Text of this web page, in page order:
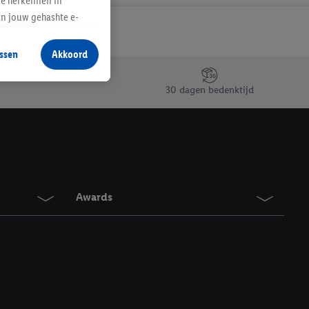
30 dagen bedenktijd
Awards
jouw gehashte e-
producten waarin je
te plaatsen
verschillende
kunnen worden
vergelijkbare
in te
Akkoord